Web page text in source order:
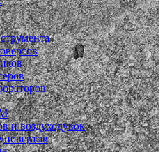
и воздуходувок